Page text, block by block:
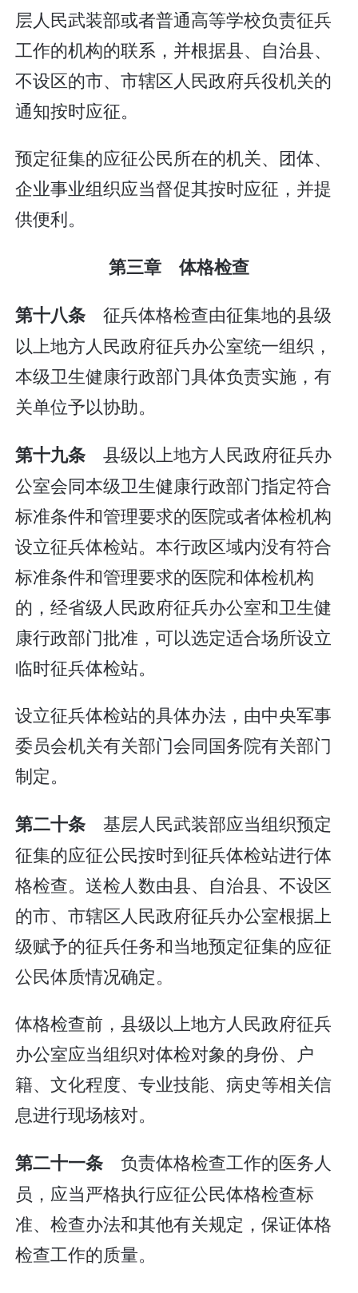
层人民武装部或者普通高等学校负责征兵
工作的机构的联系，并根据县、自治县、
不设区的市、市辖区人民政府兵役机关的
通知按时应征。
预定征集的应征公民所在的机关、团体、
企业事业组织应当督促其按时应征，并提
供便利。
第三章 体格检查
第十八条 征兵体格检查由征集地的县级
以上地方人民政府征兵办公室统一组织，
本级卫生健康行政部门具体负责实施，有
关单位予以协助。
第十九条 县级以上地方人民政府征兵办
公室会同本级卫生健康行政部门指定符合
标准条件和管理要求的医院或者体检机构
设立征兵体检站。本行政区域内没有符合
标准条件和管理要求的医院和体检机构
的，经省级人民政府征兵办公室和卫生健
康行政部门批准，可以选定适合场所设立
临时征兵体检站。
设立征兵体检站的具体办法，由中央军事
委员会机关有关部门会同国务院有关部门
制定。
第二十条 基层人民武装部应当组织预定
征集的应征公民按时到征兵体检站进行体
格检查。送检人数由县、自治县、不设区
的市、市辖区人民政府征兵办公室根据上
级赋予的征兵任务和当地预定征集的应征
公民体质情况确定。
体格检查前，县级以上地方人民政府征兵
办公室应当组织对体检对象的身份、户
籍、文化程度、专业技能、病史等相关信
息进行现场核对。
第二十一条 负责体格检查工作的医务人
员，应当严格执行应征公民体格检查标
准、检查办法和其他有关规定，保证体格
检查工作的质量。